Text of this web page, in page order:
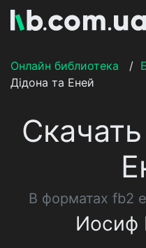
Онлайн библиотека
/
Дідона та Еней
В форматах fb2
Иосиф